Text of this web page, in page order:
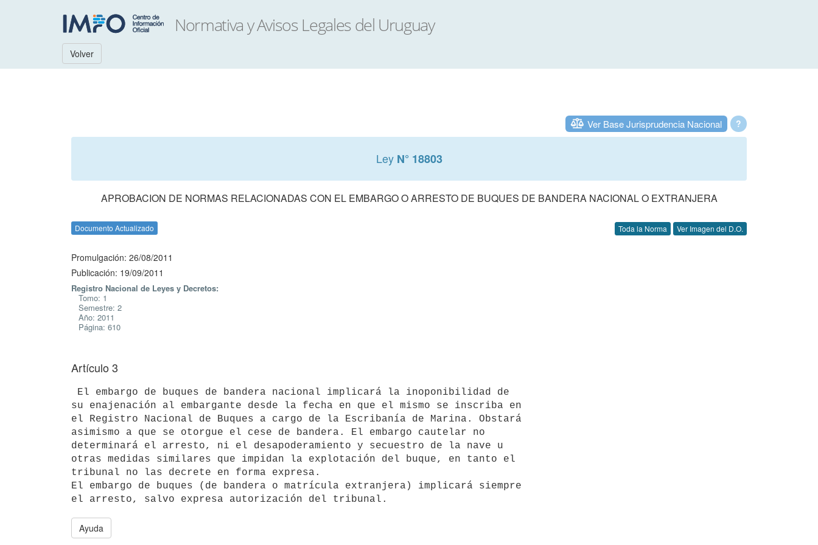
Volver
?
Ver Base Jurisprudencia Nacional
Ley N° 18803
APROBACION DE NORMAS RELACIONADAS CON EL EMBARGO O ARRESTO DE BUQUES DE BANDERA NACIONAL O EXTRANJERA
Documento Actualizado Toda la Norma Ver Imagen del D.O.
Promulgación: 26/08/2011
Publicación: 19/09/2011
Registro Nacional de Leyes y Decretos:
Tomo: 1
Semestre: 2
Año: 2011
Página: 610
Artículo 3
su enajenación al embargante desde la fecha en que el mismo se inscriba en
el Registro Nacional de Buques a cargo de la Escribanía de Marina. Obstará
asimismo a que se otorgue el cese de bandera. El embargo cautelar no
determinará el arresto, ni el desapoderamiento y secuestro de la nave u
otras medidas similares que impidan la explotación del buque, en tanto el
tribunal no las decrete en forma expresa.
El embargo de buques (de bandera o matrícula extranjera) implicará siempre
Ayuda